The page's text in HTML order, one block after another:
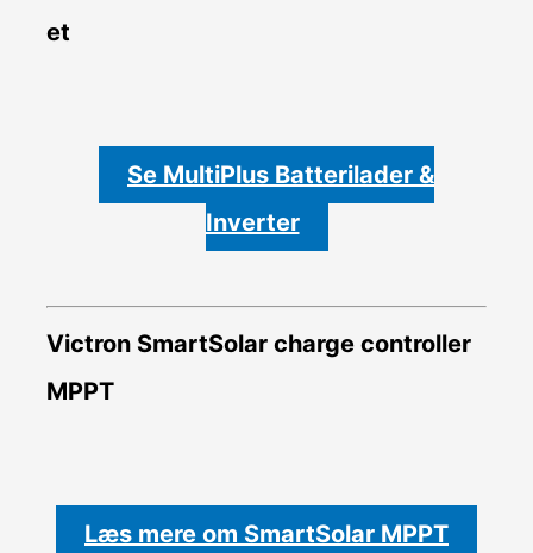
et
Se MultiPlus Batterilader &
Inverter
Victron SmartSolar charge controller
MPPT
Læs mere om SmartSolar MPPT